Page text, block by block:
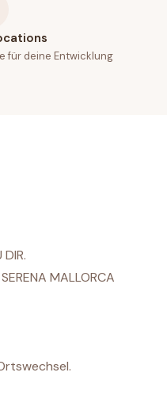
für deine Entwicklung
DIR.
MALLORCA